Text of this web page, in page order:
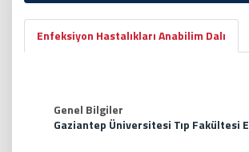
Enfeksiyon Hastalıkları Anabilim Dalı
Genel Bilgiler
Gaziantep Üniversitesi Tıp Fakültesi